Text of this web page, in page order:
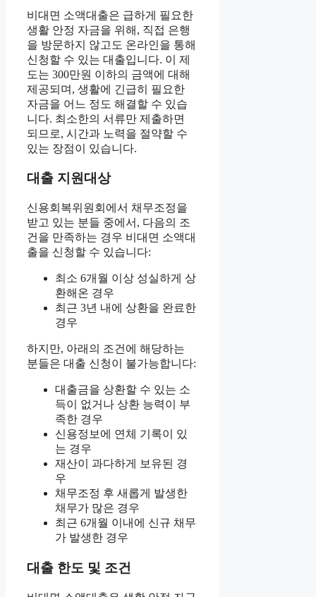
비대면 소액대출은 급하게 필요한
생활 안정 자금을 위해, 직접 은행
을 방문하지 않고도 온라인을 통해
신청할 수 있는 대출입니다. 이 제
도는 300만원 이하의 금액에 대해
제공되며, 생활에 긴급히 필요한
자금을 어느 정도 해결할 수 있습
니다. 최소한의 서류만 제출하면
되므로, 시간과 노력을 절약할 수
있는 장점이 있습니다.
대출 지원대상
신용회복위원회에서 채무조정을
받고 있는 분들 중에서, 다음의 조
건을 만족하는 경우 비대면 소액대
출을 신청할 수 있습니다:
최소 6개월 이상 성실하게 상
환해온 경우
최근 3년 내에 상환을 완료한
경우
하지만, 아래의 조건에 해당하는
분들은 대출 신청이 불가능합니다:
대출금을 상환할 수 있는 소
득이 없거나 상환 능력이 부
족한 경우
신용정보에 연체 기록이 있
는 경우
재산이 과다하게 보유된 경
우
채무조정 후 새롭게 발생한
채무가 많은 경우
최근 6개월 이내에 신규 채무
가 발생한 경우
대출 한도 및 조건